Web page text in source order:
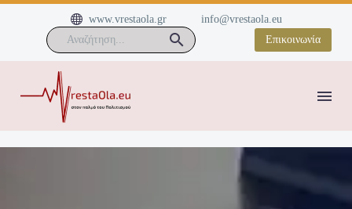

 www.vrestaola.gr
info@vrestaola.eu
Επικοινωνία